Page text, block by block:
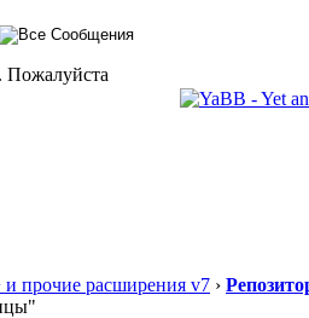
Пожалуйста
и прочие расширения v7 ›